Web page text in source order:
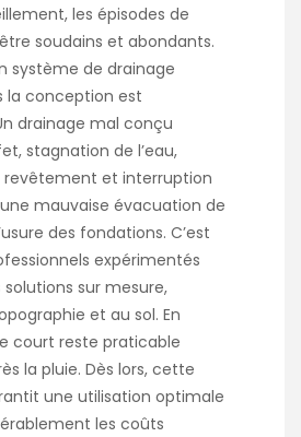
les épisodes de
soudains et abondants.
système de drainage
la conception est
drainage mal conçu
stagnation de l’eau,
revêtement et interruption
mauvaise évacuation de
des fondations. C’est
expérimentés
sur mesure,
et au sol. En
court reste praticable
la pluie. Dès lors, cette
une utilisation optimale
les coûts